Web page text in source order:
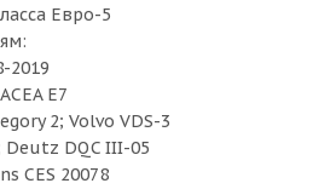
Евро-5
2019
E7
2; Volvo VDS-3
Deutz DQC III-05
CES 20078